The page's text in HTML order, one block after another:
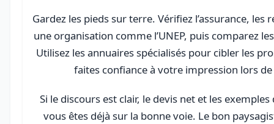
Gardez les pieds sur terre. Vérifiez l’assurance, les
une organisation comme l’UNEP, puis comparez
Utilisez les annuaires spécialisés pour cibler les
faites confiance à votre impression lors
Si le discours est clair, le devis net et les
vous êtes déjà sur la bonne voie. Le bon